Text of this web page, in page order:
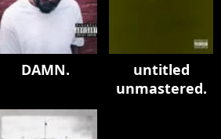
DAMN.
untitled
unmastered.